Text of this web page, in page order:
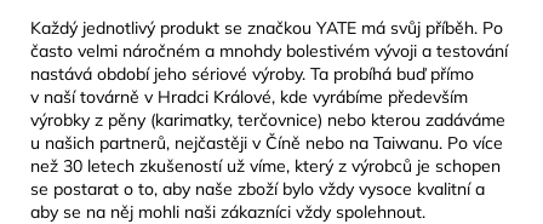
Každý jednotlivý produkt se značkou YATE má svůj příběh. Po
často velmi náročném a mnohdy bolestivém vývoji a testování
nastává období jeho sériové výroby. Ta probíhá buď přímo
v naší továrně v Hradci Králové, kde vyrábíme především
výrobky z pěny (karimatky, terčovnice) nebo kterou zadáváme
u našich partnerů, nejčastěji v Číně nebo na Taiwanu. Po více
než 30 letech zkušeností už víme, který z výrobců je schopen
se postarat o to, aby naše zboží bylo vždy vysoce kvalitní a
aby se na něj mohli naši zákazníci vždy spolehnout.